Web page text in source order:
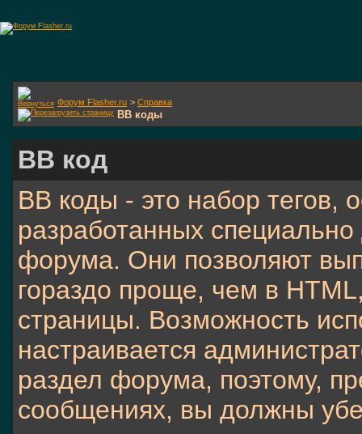
Форум Flasher.ru > Справка
BB коды
BB код
BB коды - это набор тегов,
разработанных
форума. Они позволяют
гораздо проще, чем в
страницы. Возможность
настраивается
раздел форума, поэтому,
сообщениях, вы должны